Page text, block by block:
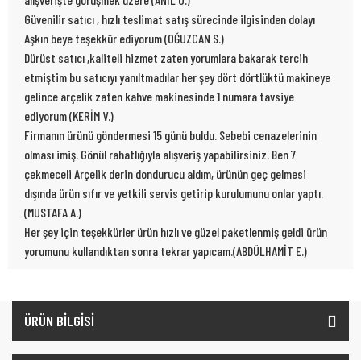
Güvenilir satıcı , hızlı teslimat satış sürecinde ilgisinden dolayı
Aşkın beye teşekkür ediyorum (OĞUZCAN S.)
Dürüst satıcı ,kaliteli hizmet zaten yorumlara bakarak tercih
etmiştim bu satıcıyı yanıltmadılar her şey dört dörtlüktü makineye
gelince arçelik zaten kahve makinesinde 1 numara tavsiye
ediyorum (KERİM V.)
Firmanın ürünü göndermesi 15 günü buldu. Sebebi cenazelerinin
olması imiş. Gönül rahatlığıyla alışveriş yapabilirsiniz. Ben 7
çekmeceli Arçelik derin dondurucu aldım, ürünün geç gelmesi
dışında ürün sıfır ve yetkili servis getirip kurulumunu onlar yaptı.
(MUSTAFA A.)
Her şey için teşekkürler ürün hızlı ve güzel paketlenmiş geldi ürün
yorumunu kullandıktan sonra tekrar yapıcam.(ABDÜLHAMİT E.)
ÜRÜN BİLGİSİ